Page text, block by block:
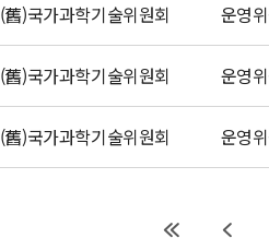
(舊)국가과학기술위원회 운영
(舊)국가과학기술위원회 운영
(舊)국가과학기술위원회 운영